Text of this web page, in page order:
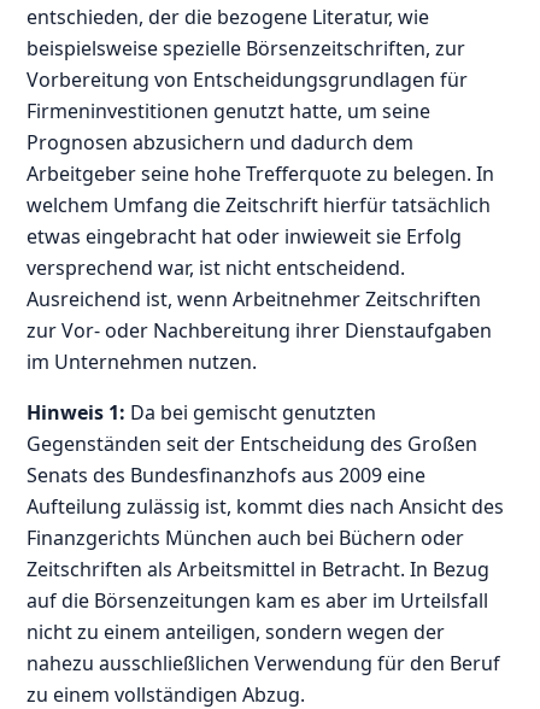
entschieden, der die bezogene Literatur, wie
beispielsweise spezielle Börsenzeitschriften, zur
Vorbereitung von Entscheidungsgrundlagen für
Firmeninvestitionen genutzt hatte, um seine
Prognosen abzusichern und dadurch dem
Arbeitgeber seine hohe Trefferquote zu belegen. In
welchem Umfang die Zeitschrift hierfür tatsächlich
etwas eingebracht hat oder inwieweit sie Erfolg
versprechend war, ist nicht entscheidend.
Ausreichend ist, wenn Arbeitnehmer Zeitschriften
zur Vor- oder Nachbereitung ihrer Dienstaufgaben
im Unternehmen nutzen.
Hinweis 1: Da bei gemischt genutzten
Gegenständen seit der Entscheidung des Großen
Senats des Bundesfinanzhofs aus 2009 eine
Aufteilung zulässig ist, kommt dies nach Ansicht des
Finanzgerichts München auch bei Büchern oder
Zeitschriften als Arbeitsmittel in Betracht. In Bezug
auf die Börsenzeitungen kam es aber im Urteilsfall
nicht zu einem anteiligen, sondern wegen der
nahezu ausschließlichen Verwendung für den Beruf
zu einem vollständigen Abzug.